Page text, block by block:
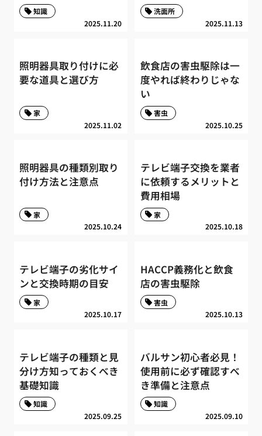
2025.11.20
知識
2025.11.13
洗面所
照明器具取り付けに必
要な道具と選び方
2025.11.02
家
飲食店の害虫駆除は一
度やれば終わりじゃな
い
2025.10.25
害虫
照明器具の種類別取り
付け方法と注意点
2025.10.24
家
テレビ端子交換を業者
に依頼するメリットと
費用相場
2025.10.18
家
テレビ端子の劣化サイ
ンと交換時期の目安
2025.10.17
家
HACCP義務化と飲食
店の害虫駆除
2025.10.13
害虫
テレビ端子の種類と見
分け方知っておくべき
基礎知識
2025.09.25
知識
バルサン初心者必見！
使用前に必ず確認すべ
き準備と注意点
2025.09.10
知識